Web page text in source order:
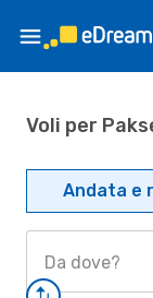
Voli per
Andata e
Da dove?